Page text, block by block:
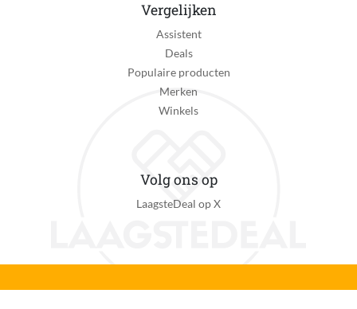
Vergelijken
Assistent
Deals
Populaire producten
Merken
Winkels
Volg ons op
LaagsteDeal op X